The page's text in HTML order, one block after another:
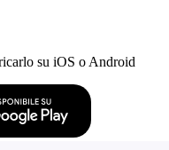
su iOS o Android